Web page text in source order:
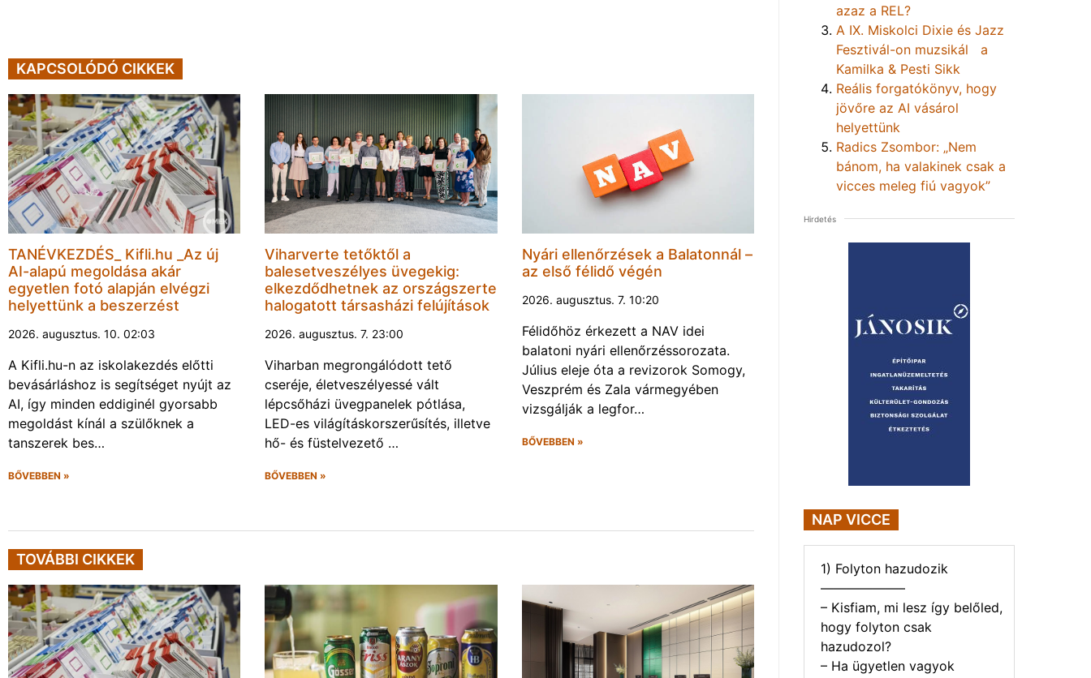
KAPCSOLÓDÓ CIKKEK
TANÉVKEZDÉS_ Kifli.hu _Az új
AI-alapú megoldása akár
egyetlen fotó alapján elvégzi
helyettünk a beszerzést
2026. augusztus. 10. 02:03
A Kifli.hu-n az iskolakezdés előtti
bevásárláshoz is segítséget nyújt az
AI, így minden eddiginél gyorsabb
megoldást kínál a szülőknek a
tanszerek bes…
BŐVEBBEN »
Viharverte tetőktől a
balesetveszélyes üvegekig:
elkezdődhetnek az országszerte
halogatott társasházi felújítások
2026. augusztus. 7. 23:00
Viharban megrongálódott tető
cseréje, életveszélyessé vált
lépcsőházi üvegpanelek pótlása,
LED-es világításkorszerűsítés, illetve
hő- és füstelvezető …
BŐVEBBEN »
Nyári ellenőrzések a Balatonnál –
az első félidő végén
2026. augusztus. 7. 10:20
Félidőhöz érkezett a NAV idei
balatoni nyári ellenőrzéssorozata.
Július eleje óta a revizorok Somogy,
Veszprém és Zala vármegyében
vizsgálják a legfor…
BŐVEBBEN »
TOVÁBBI CIKKEK
azaz a REL?
A IX. Miskolci Dixie és Jazz
Fesztivál-on muzsikál a
Kamilka & Pesti Sikk
Reális forgatókönyv, hogy
jövőre az AI vásárol
helyettünk
Radics Zsombor: „Nem
bánom, ha valakinek csak a
vicces meleg fiú vagyok”
Hirdetés
NAP VICCE
1) Folyton hazudozik
——————–
– Kisfiam, mi lesz így belőled,
hogy folyton csak
hazudozol?
– Ha ügyetlen vagyok